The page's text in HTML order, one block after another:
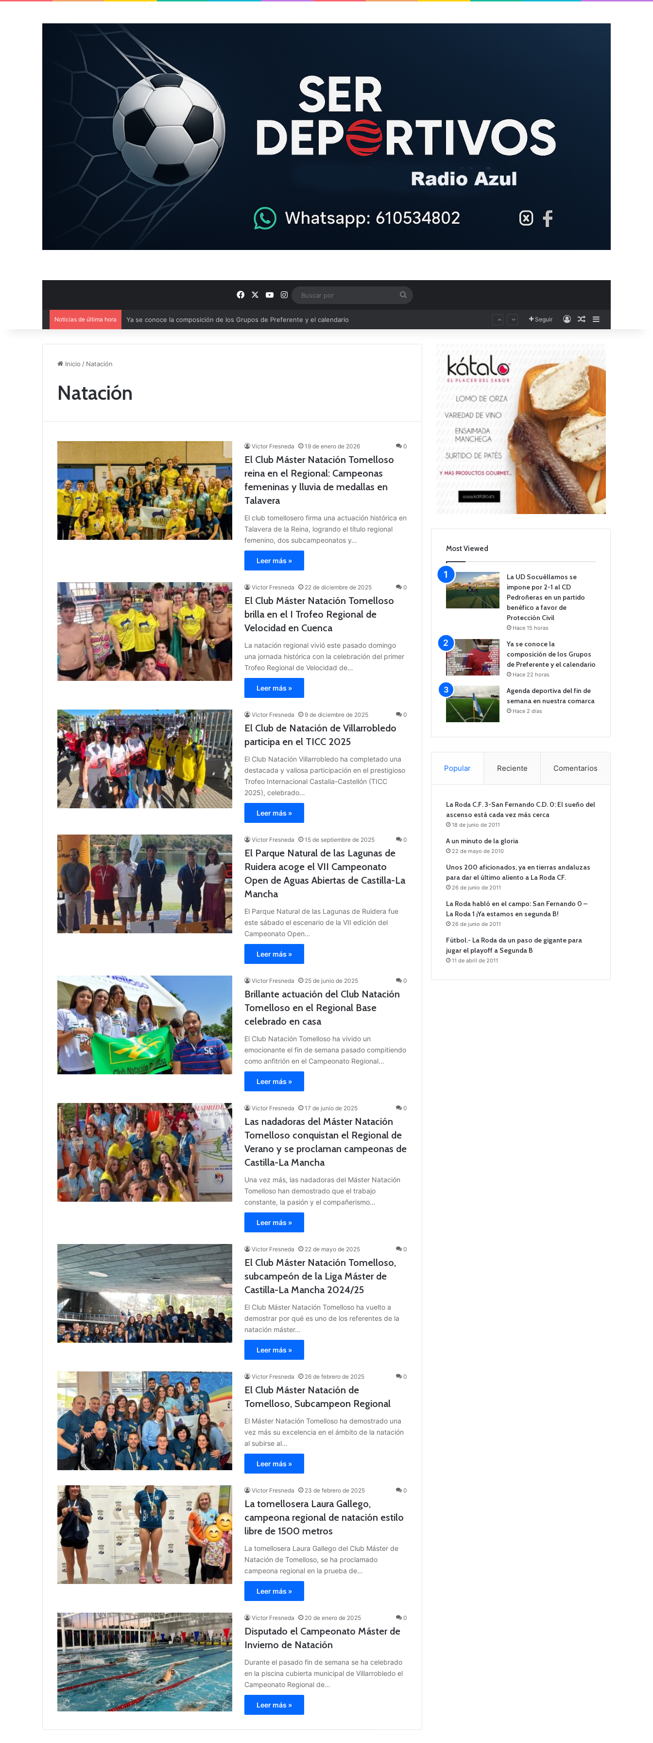
FacebookYouTube
Instagram
Noticias de última hora Agenda deportiva del fin de semana en nuestra comarca Seguir AccesoPublicación al
Inicio / Natación
Natación
Victor Fresneda 19 de enero de 2026 0
El Club Máster Natación Tomelloso
reina en el Regional: Campeonas
femeninas y lluvia de medallas en
Talavera
El club tomellosero firma una actuación histórica en
Talavera de la Reina, logrando el título regional
femenino, dos subcampeonatos y…
Leer más »
Victor Fresneda 22 de diciembre de 2025 0
El Club Máster Natación Tomelloso
brilla en el I Trofeo Regional de
Velocidad en Cuenca
La natación regional vivió este pasado domingo
una jornada histórica con la celebración del primer
Trofeo Regional de Velocidad de…
Leer más »
Victor Fresneda 9 de diciembre de 2025 0
El Club de Natación de Villarrobledo
participa en el TICC 2025
El Club Natación Villarrobledo ha completado una
destacada y valiosa participación en el prestigioso
Trofeo Internacional Castalia-Castellón (TICC
2025), celebrado…
Leer más »
Victor Fresneda 15 de septiembre de 2025 0
El Parque Natural de las Lagunas de
Ruidera acoge el VII Campeonato
Open de Aguas Abiertas de Castilla-La
Mancha
El Parque Natural de las Lagunas de Ruidera fue
este sábado el escenario de la VII edición del
Campeonato Open…
Leer más »
Victor Fresneda 25 de junio de 2025 0
Brillante actuación del Club Natación
Tomelloso en el Regional Base
celebrado en casa
El Club Natación Tomelloso ha vivido un
emocionante el fin de semana pasado compitiendo
como anfitrión en el Campeonato Regional…
Leer más »
Victor Fresneda 17 de junio de 2025 0
Las nadadoras del Máster Natación
Tomelloso conquistan el Regional de
Verano y se proclaman campeonas de
Castilla-La Mancha
Una vez más, las nadadoras del Máster Natación
Tomelloso han demostrado que el trabajo
constante, la pasión y el compañerismo…
Leer más »
Victor Fresneda 22 de mayo de 2025 0
El Club Máster Natación Tomelloso,
subcampeón de la Liga Máster de
Castilla-La Mancha 2024/25
El Club Máster Natación Tomelloso ha vuelto a
demostrar por qué es uno de los referentes de la
natación máster…
Leer más »
Victor Fresneda 26 de febrero de 2025 0
El Club Máster Natación de
Tomelloso, Subcampeon Regional
El Máster Natación Tomelloso ha demostrado una
vez más su excelencia en el ámbito de la natación
al subirse al…
Leer más »
Victor Fresneda 23 de febrero de 2025 0
La tomellosera Laura Gallego,
campeona regional de natación estilo
libre de 1500 metros
La tomellosera Laura Gallego del Club Máster de
Natación de Tomelloso, se ha proclamado
campeona regional en la prueba de…
Leer más »
Victor Fresneda 20 de enero de 2025 0
Disputado el Campeonato Máster de
Invierno de Natación
Durante el pasado fin de semana se ha celebrado
en la piscina cubierta municipal de Villarrobledo el
Campeonato Regional de…
Leer más »
Most Viewed
La UD Socuéllamos se
impone por 2-1 al CD
Pedroñeras en un partido
benéfico a favor de
Protección Civil
Hace 15 horas
Ya se conoce la
composición de los Grupos
de Preferente y el calendario
Hace 22 horas
Agenda deportiva del fin de
semana en nuestra comarca
Hace 2 días
Popular Reciente Comentarios
La Roda C.F. 3-San Fernando C.D. 0: El sueño del
ascenso está cada vez más cerca
18 de junio de 2011
A un minuto de la gloria
22 de mayo de 2010
Unos 200 aficionados, ya en tierras andaluzas
para dar el último aliento a La Roda CF.
26 de junio de 2011
La Roda habló en el campo: San Fernando 0 –
La Roda 1 ¡Ya estamos en segunda B!
26 de junio de 2011
Fútbol.- La Roda da un paso de gigante para
jugar el playoff a Segunda B
11 de abril de 2011